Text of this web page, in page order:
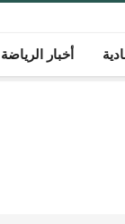
أخبار الرياضة